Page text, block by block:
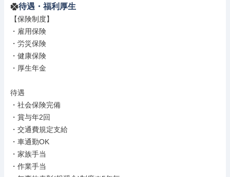
待遇・福利厚生
【保険制度】
・雇用保険
・労災保険
・健康保険
・厚生年金
待遇
・社会保険完備
・賞与年2回
・交通費規定支給
・車通勤OK
・家族手当
・作業手当